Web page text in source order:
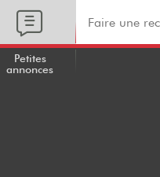
Petites
annonces